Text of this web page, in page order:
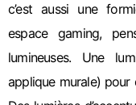
c’est aussi une
espace gaming,
lumineuses. Une
applique murale) pour